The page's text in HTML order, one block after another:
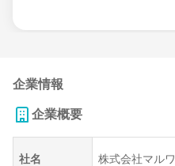
企業情報
企業概要
社名 株式会社マルワ